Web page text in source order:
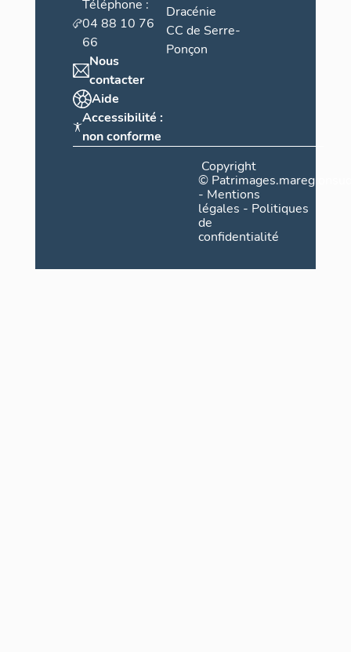
Téléphone :
04 88 10 76
66
Nous
contacter
Aide
Accessibilité :
non conforme
Dracénie
CC de Serre-
Ponçon
Copyright
©
- Mentions
légales - Politiques
de
confidentialité